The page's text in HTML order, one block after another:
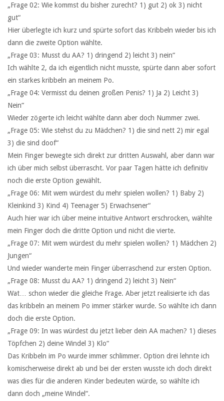
„Frage 02: Wie kommst du bisher zurecht? 1) gut 2) ok 3) nicht
gut“
Hier überlegte ich kurz und spürte sofort das Kribbeln wieder bis ich
dann die zweite Option wählte.
„Frage 03: Musst du AA? 1) dringend 2) leicht 3) nein“
Ich wählte 2, da ich eigentlich nicht musste, spürte dann aber sofort
ein starkes kribbeln an meinem Po.
„Frage 04: Vermisst du deinen großen Penis? 1) Ja 2) Leicht 3)
Nein“
Wieder zögerte ich leicht wählte dann aber doch Nummer zwei.
„Frage 05: Wie stehst du zu Mädchen? 1) die sind nett 2) mir egal
3) die sind doof“
Mein Finger bewegte sich direkt zur dritten Auswahl, aber dann war
ich über mich selbst überrascht. Vor paar Tagen hätte ich definitiv
noch die erste Option gewählt.
„Frage 06: Mit wem würdest du mehr spielen wollen? 1) Baby 2)
Kleinkind 3) Kind 4) Teenager 5) Erwachsener“
Auch hier war ich über meine intuitive Antwort erschrocken, wählte
mein Finger doch die dritte Option und nicht die vierte.
„Frage 07: Mit wem würdest du mehr spielen wollen? 1) Mädchen 2)
Jungen“
Und wieder wanderte mein Finger überraschend zur ersten Option.
„Frage 08: Musst du AA? 1) dringend 2) leicht 3) Nein“
Wat… schon wieder die gleiche Frage. Aber jetzt realisierte ich das
das kribbeln an meinem Po immer stärker wurde. So wählte ich dann
doch die erste Option.
„Frage 09: In was würdest du jetzt lieber dein AA machen? 1) dieses
Töpfchen 2) deine Windel 3) Klo“
Das Kribbeln im Po wurde immer schlimmer. Option drei lehnte ich
komischerweise direkt ab und bei der ersten wusste ich doch direkt
was dies für die anderen Kinder bedeuten würde, so wählte ich
dann doch „meine Windel“.